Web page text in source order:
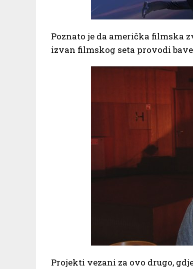
Poznato je da američka filmska
izvan filmskog seta provodi
Projekti vezani za ovo drugo,